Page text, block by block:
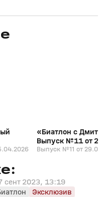
«Биатлон с
Выпуск №11 от
Выпуск №11 от
сент 2023, 13:19
Эксклюзив